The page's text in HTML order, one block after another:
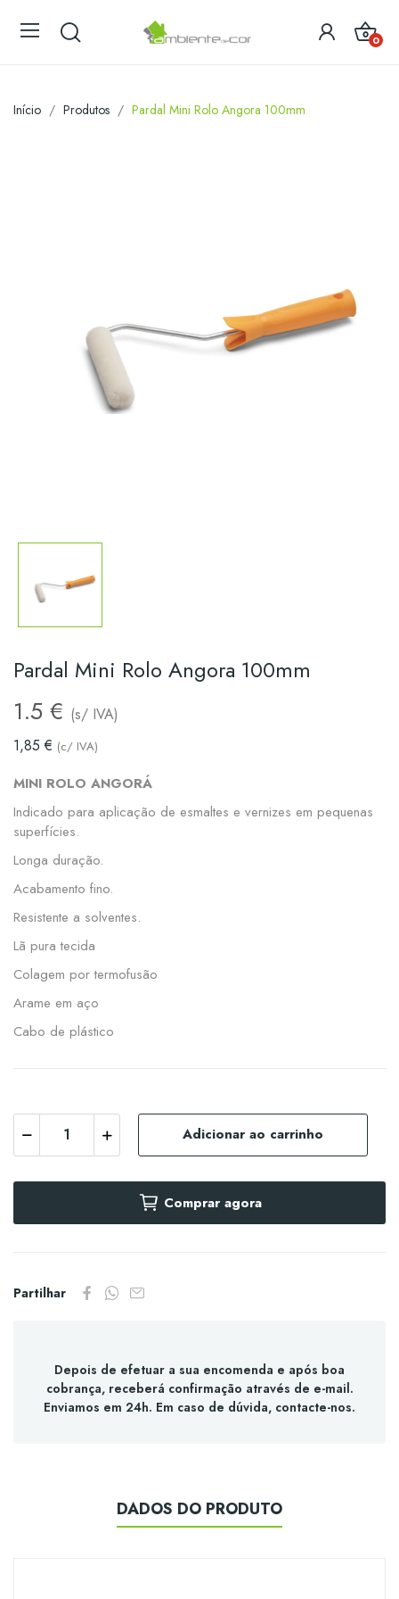
0
Início Produtos Pardal Mini Rolo Angora 100mm
Pardal Mini Rolo Angora 100mm
1.5 € (s/ IVA)
1,85 € (c/ IVA)
MINI ROLO ANGORÁ
Indicado para aplicação de esmaltes e vernizes em pequenas
superfícies.
Longa duração.
Acabamento fino.
Resistente a solventes.
Lã pura tecida
Colagem por termofusão
Arame em aço
Cabo de plástico
Adicionar ao carrinho
Comprar agora
Partilhar
Depois de efetuar a sua encomenda e após boa
cobrança, receberá confirmação através de e-mail.
Enviamos em 24h. Em caso de dúvida, contacte-nos.
DADOS DO PRODUTO